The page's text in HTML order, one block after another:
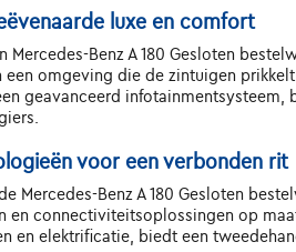
luxe en comfort
Mercedes-Benz A 180 Gesloten
omgeving die de zintuigen
geavanceerd infotainmentsysteem,
voor een verbonden rit
Mercedes-Benz A 180 Gesloten
en connectiviteitsoplossingen op
en elektrificatie, biedt een